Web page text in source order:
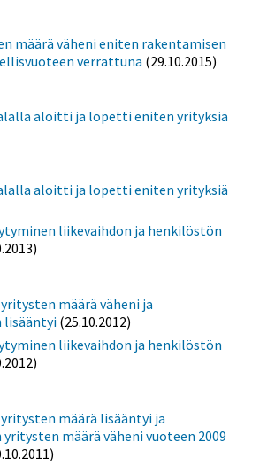
määrä väheni eniten rakentamisen
verrattuna (29.10.2015)
aloitti ja lopetti eniten yrityksiä
aloitti ja lopetti eniten yrityksiä
liikevaihdon ja henkilöstön
määrä väheni ja
lisääntyi(25.10.2012)
liikevaihdon ja henkilöstön
määrä lisääntyi ja
määrä väheni vuoteen 2009